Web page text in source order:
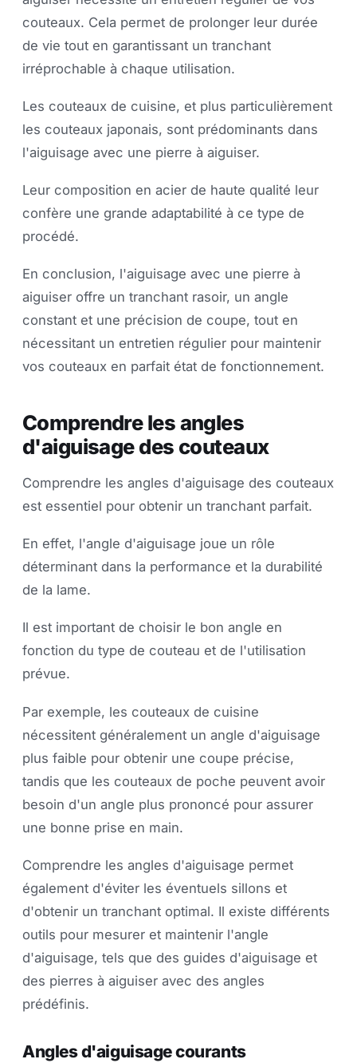
couteaux. Cela permet de prolonger leur durée
de vie tout en garantissant un tranchant
irréprochable à chaque utilisation.
Les couteaux de cuisine, et plus particulièrement
les couteaux japonais, sont prédominants dans
l'aiguisage avec une pierre à aiguiser.
Leur composition en acier de haute qualité leur
confère une grande adaptabilité à ce type de
procédé.
En conclusion, l'aiguisage avec une pierre à
aiguiser offre un tranchant rasoir, un angle
constant et une précision de coupe, tout en
nécessitant un entretien régulier pour maintenir
vos couteaux en parfait état de fonctionnement.
Comprendre les angles
d'aiguisage des couteaux
Comprendre les angles d'aiguisage des couteaux
est essentiel pour obtenir un tranchant parfait.
En effet, l'angle d'aiguisage joue un rôle
déterminant dans la performance et la durabilité
de la lame.
Il est important de choisir le bon angle en
fonction du type de couteau et de l'utilisation
prévue.
Par exemple, les couteaux de cuisine
nécessitent généralement un angle d'aiguisage
plus faible pour obtenir une coupe précise,
tandis que les couteaux de poche peuvent avoir
besoin d'un angle plus prononcé pour assurer
une bonne prise en main.
Comprendre les angles d'aiguisage permet
également d'éviter les éventuels sillons et
d'obtenir un tranchant optimal. Il existe différents
outils pour mesurer et maintenir l'angle
d'aiguisage, tels que des guides d'aiguisage et
des pierres à aiguiser avec des angles
prédéfinis.
Angles d'aiguisage courants